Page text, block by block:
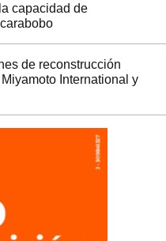
capacidad de
de reconstrucción
International y